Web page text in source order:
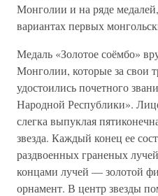
Монголии и на ряде
вариантах первых
Медаль «Золотое соёмбо»
Монголии, которые за свои
удостоились почетного
Народной Республики».
слегка выпуклая
звезда. Каждый конец ее
раздвоенных граненых
концами лучей — золотой
орнамент. В центр звезды